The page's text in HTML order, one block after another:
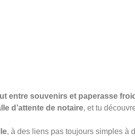
entre souvenirs et paperasse
d’attente de notaire, et tu
, à des liens pas toujours simples à